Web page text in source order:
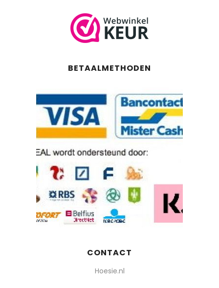
BETAALMETHODEN
CONTACT
Hoesie.nl